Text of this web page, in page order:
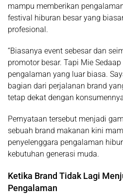
mampu memberikan
festival hiburan besar yang
profesional.
“Biasanya event sebesar dan
promotor besar. Tapi Mie
pengalaman yang luar biasa.
bagian dari perjalanan brand
tetap dekat dengan
Pernyataan tersebut menjadi
sebuah brand makanan kini
penyelenggara pengalaman
kebutuhan generasi muda.
Ketika Brand Tidak Lagi
Pengalaman